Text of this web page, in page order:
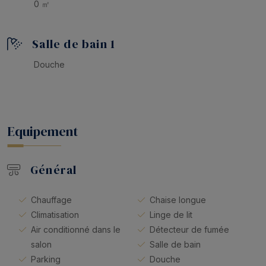
0 ㎡
Salle de bain 1
Douche
Equipement
Général
Chauffage
Climatisation
Air conditionné dans le
salon
Parking
Chaise longue
Linge de lit
Détecteur de fumée
Salle de bain
Douche